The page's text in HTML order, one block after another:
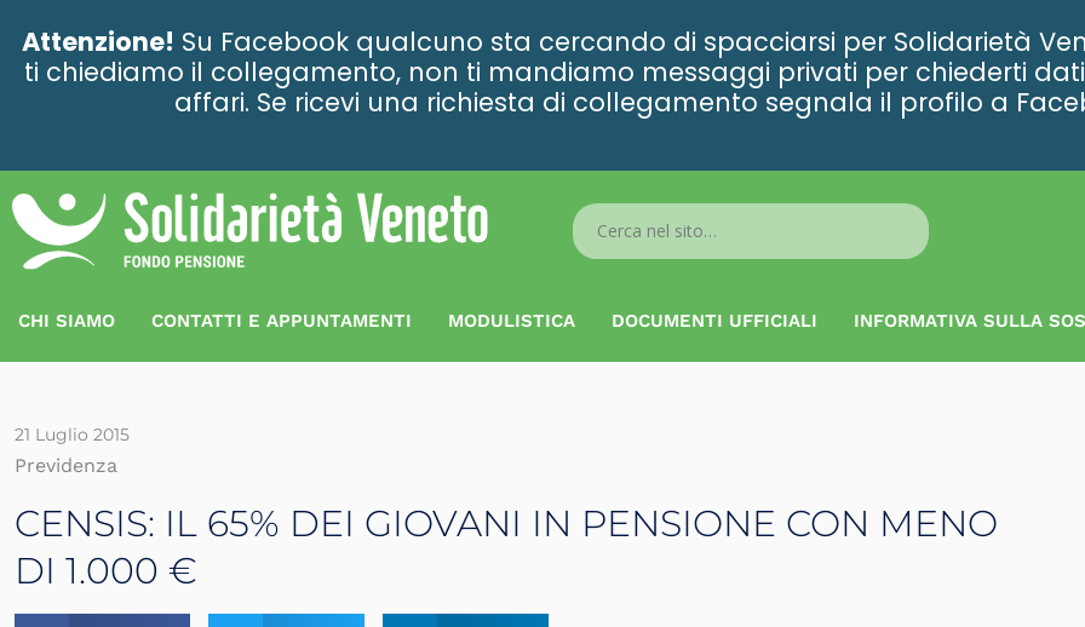
Attenzione! Su Facebook qualcuno sta cercando di spacciarsi per Solidarietà
ti chiediamo il collegamento, non ti mandiamo messaggi privati per chiederti
affari. Se ricevi una richiesta di collegamento segnala il profilo a
Search
...
CHI SIAMO CONTATTI E APPUNTAMENTI MODULISTICA DOCUMENTI UFFICIALI INFORMATIVA SULLA
21 Luglio 2015
Previdenza
CENSIS: IL 65% DEI GIOVANI IN PENSIONE CON MENO
DI 1.000 €